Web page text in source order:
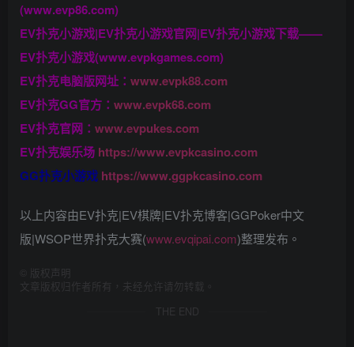
(www.evp86.com)
EV扑克小游戏|EV扑克小游戏官网|EV扑克小游戏下载——
EV扑克小游戏(www.evpkgames.com)
EV扑克电脑版网址： www.evpk88.com
EV扑克GG官方： www.evpk68.com
EV扑克官网： www.evpukes.com
EV扑克娱乐场 https://www.evpkcasino.com
GG扑克小游戏 https://www.ggpkcasino.com
以上内容由EV扑克|EV棋牌|EV扑克博客|GGPoker中文
版|WSOP世界扑克大赛(www.evqipai.com)整理发布。
版权声明
文章版权归作者所有，未经允许请勿转载。
THE END